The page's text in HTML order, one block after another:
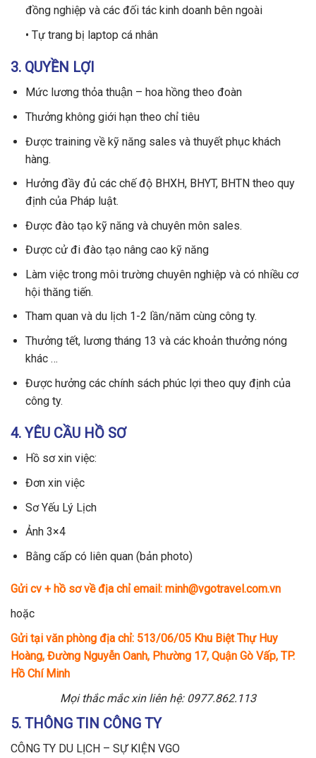
đồng nghiệp và các đối tác kinh doanh bên ngoài
• Tự trang bị laptop cá nhân
3. QUYỀN LỢI
Mức lương thỏa thuận – hoa hồng theo đoàn
Thưởng không giới hạn theo chỉ tiêu
Được training về kỹ năng sales và thuyết phục khách
hàng.
Hưởng đầy đủ các chế độ BHXH, BHYT, BHTN theo quy
định của Pháp luật.
Được đào tạo kỹ năng và chuyên môn sales.
Được cử đi đào tạo nâng cao kỹ năng
Làm việc trong môi trường chuyên nghiệp và có nhiều cơ
hội thăng tiến.
Tham quan và du lịch 1-2 lần/năm cùng công ty.
Thưởng tết, lương tháng 13 và các khoản thưởng nóng
khác …
Được hưởng các chính sách phúc lợi theo quy định của
công ty.
4. YÊU CẦU HỒ SƠ
Hồ sơ xin việc:
Đơn xin việc
Sơ Yếu Lý Lịch
Ảnh 3×4
Bằng cấp có liên quan (bản photo)
Gửi cv + hồ sơ về địa chỉ email: minh@vgotravel.com.vn
hoặc
Gửi tại văn phòng địa chỉ: 513/06/05 Khu Biệt Thự Huy
Hoàng, Đường Nguyễn Oanh, Phường 17, Quận Gò Vấp, TP.
Hồ Chí Minh
Mọi thắc mắc xin liên hệ: 0977.862.113
5. THÔNG TIN CÔNG TY
CÔNG TY DU LỊCH – SỰ KIỆN VGO